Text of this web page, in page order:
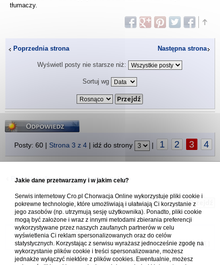
tłumaczy.
Poprzednia strona Następna strona
Wyświetl posty nie starsze niż:
Sortuj wg
Odpowiedz
Posty: 60 | Strona 3 z 4 | idź do strony | 1 2 3 4
Powrót do Apartamenty, hotele, pokoje
Skocz do:
Forum Chorwacja Online - Cro.pl
Usuń ciasteczka• Strefa czasowa: UTC + 1 (Polska - czas zimowy) [ DST
Jakie dane przetwarzamy i w jakim celu?
Serwis internetowy Cro.pl Chorwacja Online wykorzystuje pliki cookie i
pokrewne technologie, które umożliwiają i ułatwiają Ci korzystanie z
jego zasobów (np. utrzymują sesję użytkownika). Ponadto, pliki cookie
mogą być założone i wraz z innymi metodami zbierania preferencji
wykorzystywane przez naszych zaufanych partnerów w celu
wyświetlenia Ci reklam spersonalizowanych oraz do celów
statystycznych. Korzystając z serwisu wyrażasz jednocześnie zgodę na
wykorzystanie plików cookie i treści spersonalizowane, możesz
jednakże wyłączyć niektóre z plików cookies. Ewentualnie, możesz